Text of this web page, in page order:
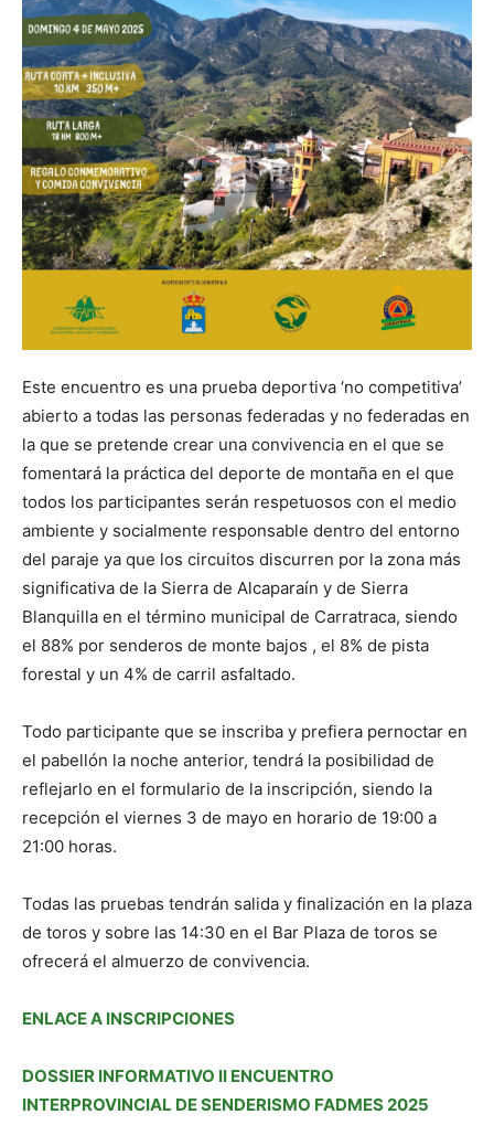
Este encuentro es una prueba deportiva ‘no competitiva’
abierto a todas las personas federadas y no federadas en
la que se pretende crear una convivencia en el que se
fomentará la práctica del deporte de montaña en el que
todos los participantes serán respetuosos con el medio
ambiente y socialmente responsable dentro del entorno
del paraje ya que los circuitos discurren por la zona más
significativa de la Sierra de Alcaparaín y de Sierra
Blanquilla en el término municipal de Carratraca, siendo
el 88% por senderos de monte bajos , el 8% de pista
forestal y un 4% de carril asfaltado.
Todo participante que se inscriba y prefiera pernoctar en
el pabellón la noche anterior, tendrá la posibilidad de
reflejarlo en el formulario de la inscripción, siendo la
recepción el viernes 3 de mayo en horario de 19:00 a
21:00 horas.
Todas las pruebas tendrán salida y finalización en la plaza
de toros y sobre las 14:30 en el Bar Plaza de toros se
ofrecerá el almuerzo de convivencia.
ENLACE A INSCRIPCIONES
DOSSIER INFORMATIVO II ENCUENTRO
INTERPROVINCIAL DE SENDERISMO FADMES 2025